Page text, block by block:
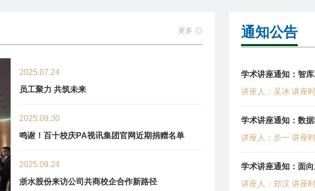
更多
2025.07.24
员工聚力 共筑未来
2025.09.30
鸣谢！百十校庆PA视讯集团官网近期捐赠名单
2025.09.24
浙水股份来访公司共商校企合作新路径
通知公告
学术讲座通知：智
讲座人：吴冰 讲座
学术讲座通知：数
讲座人：步一 讲座
学术讲座通知：面
讲座人：郑汉 讲座